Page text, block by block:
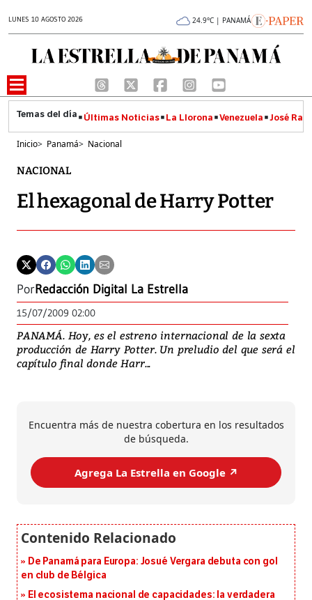
LUNES 10 AGOSTO 2026 24.9°C | PANAMÁ
Últimas Noticias La Llorona Venezuela José
Inicio> Panamá> Nacional
NACIONAL
El hexagonal de Harry Potter
PorRedacción Digital La Estrella
15/07/2009 02:00
PANAMÁ. Hoy, es el estreno internacional de la sexta
producción de Harry Potter. Un preludio del que será el
capítulo final donde Harr...
Encuentra más de nuestra cobertura en los resultados
de búsqueda.
Agrega La Estrella en Google ↗️
De Panamá para Europa: Josué Vergara debuta con gol
en club de Bélgica
El ecosistema nacional de capacidades: la verdadera